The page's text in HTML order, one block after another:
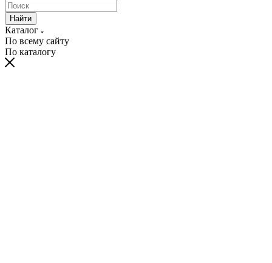
Найти
Каталог
По всему сайту
По каталогу